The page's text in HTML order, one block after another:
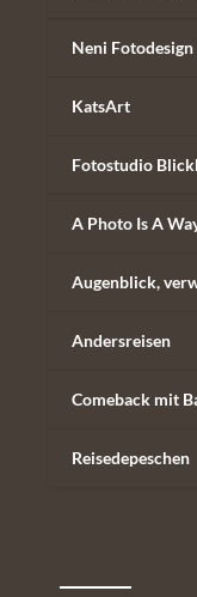
Neni Fotodesign
KatsArt
Fotostudio
A Photo Is A
Augenblick,
Andersreisen
Comeback mit
Reisedepeschen